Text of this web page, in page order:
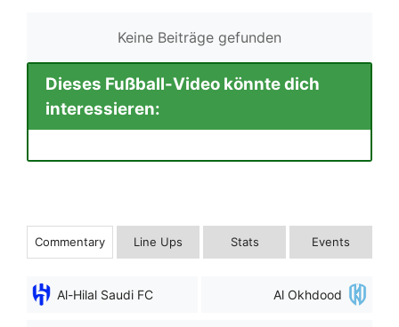
Keine Beiträge gefunden
Dieses Fußball-Video könnte dich
interessieren:
Commentary Line Ups Stats Events
Al-Hilal Saudi FC Al Okhdood